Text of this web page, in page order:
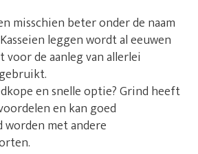
misschien beter onder de naam
leggen wordt al eeuwen
voor de aanleg van allerlei
en snelle optie? Grind heeft
en kan goed
met andere